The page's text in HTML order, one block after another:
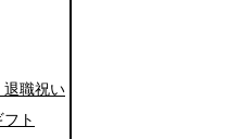
退職祝い
ト